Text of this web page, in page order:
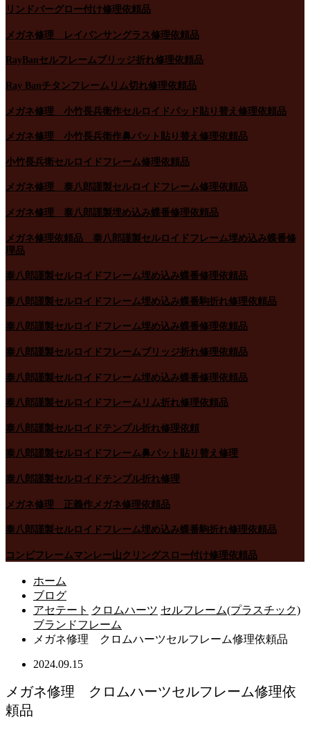
リンドバーグロー付け修理依頼品
メガネ修理 レイバンサングラス修理依頼品
RayBanセルフレームブリッジ折れ修理依頼品
Ray Banチタンフレームリム切れ修理依頼品
メガネ修理 小竹長兵衛作セルロイドパッド貼り替え修理依頼品
メガネ修理 小竹長兵衛作鼻パット貼り替え修理依頼品
小竹長兵衛セルロイドフレーム修理依頼品
メガネ修理 泰八郎謹製セルロイドフレーム修理依頼品
メガネ修理 泰八郎謹製埋め込み蝶番修理依頼品
メガネ修理依頼品 泰八郎謹製セルロイドフレーム埋め込み蝶番修
理品
泰八郎謹製セルロイドフレーム埋め込み蝶番修理依頼品
泰八郎謹製セルロイドフレーム埋め込み蝶番駒折れ修理依頼品
泰八郎謹製セルロイドフレーム埋め込み蝶番修理依頼品
泰八郎謹製セルロイドフレームブリッジ折れ修理依頼品
泰八郎謹製セルロイドフレーム埋め込み蝶番修理依頼品
泰八郎謹製セルロイドフレームリム折れ修理依頼品
泰八郎謹製セルロイドテンプル折れ修理依頼
泰八郎謹製セルロイドフレーム鼻パット貼り替え修理
泰八郎謹製セルロイドテンプル折れ修理
メガネ修理 正義作メガネ修理依頼品
泰八郎謹製セルロイドフレーム埋め込み蝶番駒折れ修理依頼品
コンビフレームマンレー山クリングスロー付け修理依頼品
ホーム
ブログ
アセテート クロムハーツ セルフレーム(プラスチック)
ブランドフレーム
メガネ修理 クロムハーツセルフレーム修理依頼品
2024.09.15
メガネ修理 クロムハーツセルフレーム修理依
頼品